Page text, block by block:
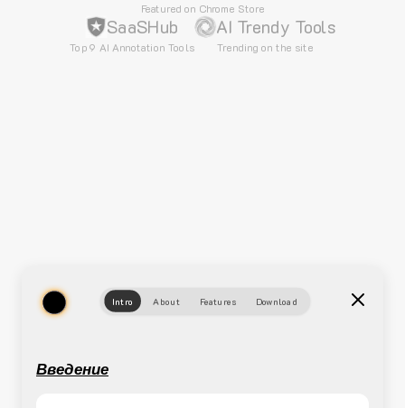
Featured on Chrome Store
SaaSHub
Top 9 AI Annotation Tools
AI Trendy Tools
Trending on the site
Intro About Features Download
Введение